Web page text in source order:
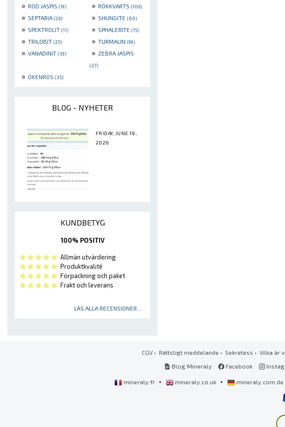
» RÖD JASPIS (19) » RÖKKVARTS (106)
» SEPTARIA (26) » SHUNGITE (80)
» SPEKTROLIT (11) » SPHALERITE (15)
» TRILOBIT (25) » TURMALIN (99)
» VANADINIT (39) » ZEBRA JASPIS
(27)
» ÖKENROS (35)
BLOG - NYHETER
FRIDAY, JUNE 19,
2026
KUNDBETYG
100% POSITIV
Allmän utvärdering
Produktkvalité
Förpackning och paket
Frakt och leverans
LÄS ALLA RECENSIONER ...
CGV • Rättsligt meddelande • Sekretess • Vilka är
Blog Mineraly
Facebook
mineraly.fr • mineraly.co.uk • mineraly.com.de